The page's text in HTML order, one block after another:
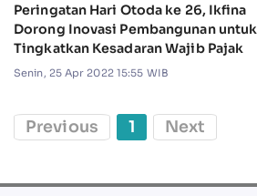
Peringatan Hari Otoda ke 26, Ikfina
Dorong Inovasi Pembangunan untuk
Tingkatkan Kesadaran Wajib Pajak
Senin, 25 Apr 2022 15:55 WIB
Previous 1 Next